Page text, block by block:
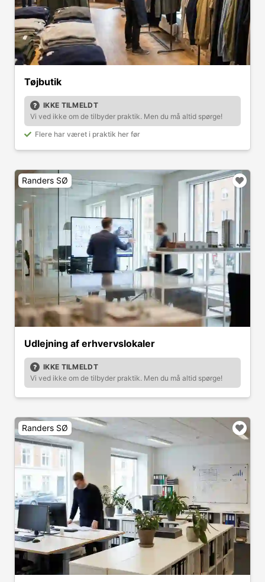
Tøjbutik
IKKE TILMELDT
Vi ved ikke om de tilbyder praktik. Men du må altid spørge!
Flere har været i praktik her før
Randers SØ
Udlejning af erhvervslokaler
IKKE TILMELDT
Vi ved ikke om de tilbyder praktik. Men du må altid spørge!
Randers SØ